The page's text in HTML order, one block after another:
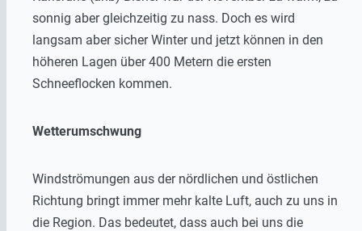
sonnig aber gleichzeitig zu nass. Doch es wird
langsam aber sicher Winter und jetzt können in den
höheren Lagen über 400 Metern die ersten
Schneeflocken kommen.
Wetterumschwung
Windströmungen aus der nördlichen und östlichen
Richtung bringt immer mehr kalte Luft, auch zu uns in
die Region. Das bedeutet, dass auch bei uns die